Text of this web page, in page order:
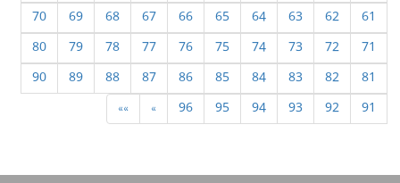
61
62
63
64
65
66
67
68
69
70
71
72
73
74
75
76
77
78
79
80
81
82
83
84
85
86
87
88
89
90
91
92
93
94
95
96
»
»»